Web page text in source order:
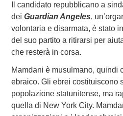
Il candidato repubblicano a
dei Guardian Angeles,
volontaria e disarmata, è stato
del suo partito a ritirarsi per
che resterà in corsa.
Mamdani è musulmano, quindi
ebraico. Gli ebrei costituiscono
popolazione statunitense, ma
quella di New York City.